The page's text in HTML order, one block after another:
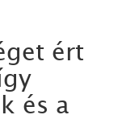
ért
és a